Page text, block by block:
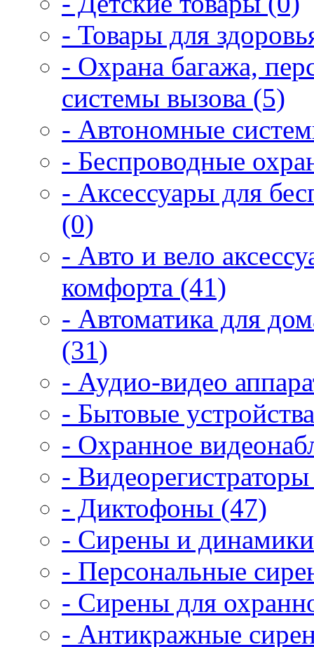
- Товары для
- Охрана багажа,
системы вызова (5)
- Автономные
- Беспроводные
- Аксессуары для
(0)
- Авто и вело
комфорта (41)
- Автоматика для
(31)
- Аудио-видео
- Бытовые
- Охранное
-
- Диктофоны (47)
- Сирены и
- Персональные
- Сирены для
- Антикражные